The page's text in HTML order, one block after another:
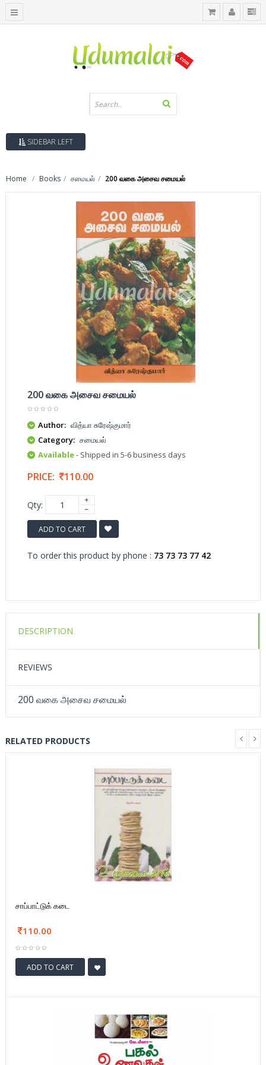
SIDEBAR LEFT
Home Books சமையல் 200 வகை அசைவ சமையல்
200 வகை அசைவ சமையல்
Author: வித்யா சுரேஷ்குமார்
Category: சமையல்
Available- Shipped in 5-6 business days
PRICE: 110.00
Qty:
ADD TO CART
To order this product by phone : 73 73 73 77 42
DESCRIPTION
REVIEWS
200 வகை அசைவ சமையல்
RELATED PRODUCTS
சாப்பாட்டுக் கடை
110.00
ADD TO CART